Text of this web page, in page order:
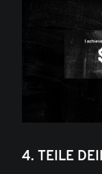
4. TEILE